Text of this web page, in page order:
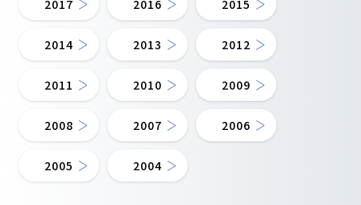
2017 2016 2015
2014 2013 2012
2011 2010 2009
2008 2007 2006
2005 2004